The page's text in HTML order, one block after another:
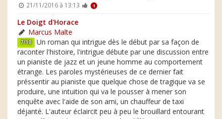
21/11/2016 à 13:13 1
Le Doigt d'Horace
Marcus Malte
7/10 Un roman qui intrigue dès le début par sa façon de
raconter l'histoire, l'intrigue débute par une discussion entre
un pianiste de jazz et un jeune homme au comportement
étrange. Les paroles mystérieuses de ce dernier fait
préssentir au pianiste que quelque chose de tragique va se
produire, une intuition qui va le pousser à mener son
enquête avec l'aide de son ami, un chauffeur de taxi
déjanté. L'auteur éclaircit peu à peu le brouillard entourant